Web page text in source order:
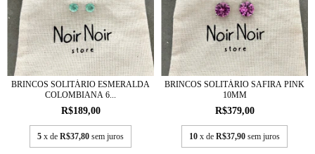
BRINCOS SOLITÁRIO ESMERALDA
COLOMBIANA 6...
R$189,00
5 x de R$37,80 sem juros
BRINCOS SOLITÁRIO SAFIRA PINK
10MM
R$379,00
10 x de R$37,90 sem juros